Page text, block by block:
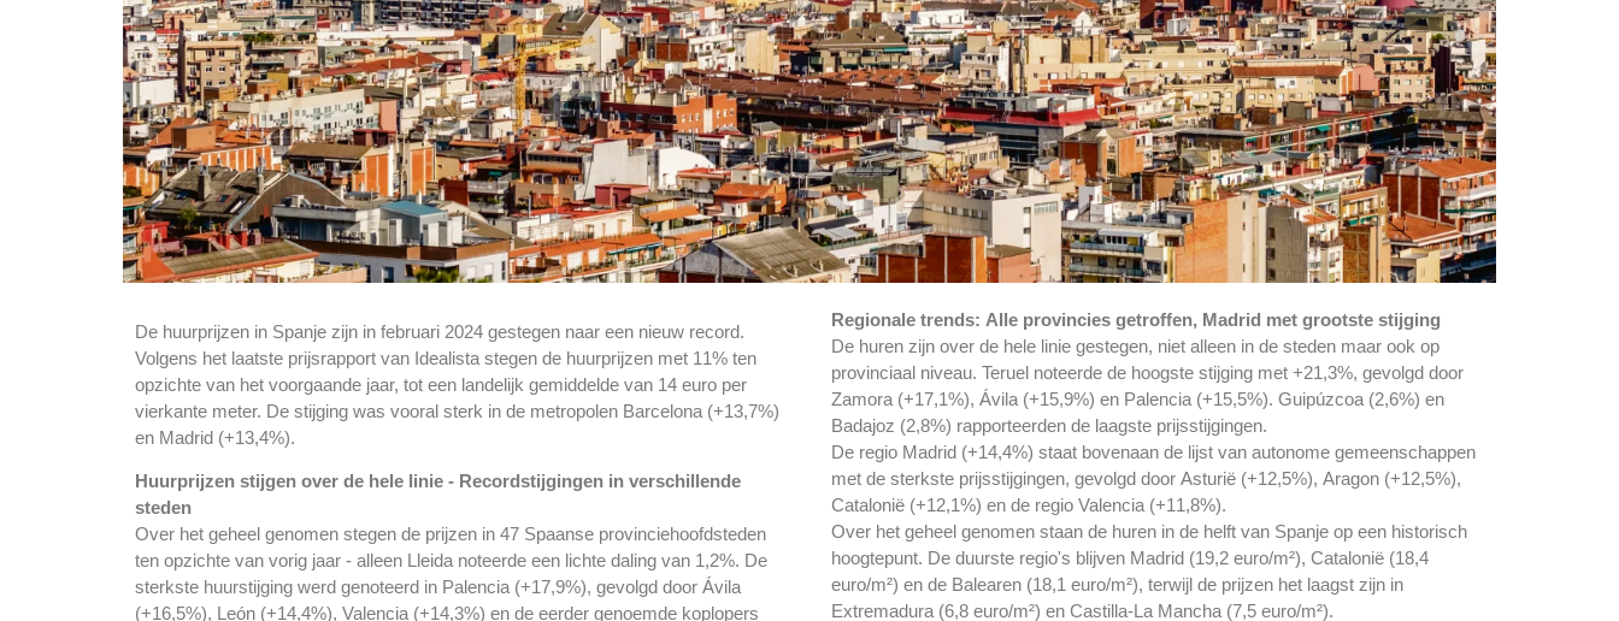
De huurprijzen in Spanje zijn in februari 2024 gestegen naar een nieuw record.
Volgens het laatste prijsrapport van Idealista stegen de huurprijzen met 11% ten
opzichte van het voorgaande jaar, tot een landelijk gemiddelde van 14 euro per
vierkante meter. De stijging was vooral sterk in de metropolen Barcelona (+13,7%)
en Madrid (+13,4%).
Huurprijzen stijgen over de hele linie - Recordstijgingen in verschillende
steden
Over het geheel genomen stegen de prijzen in 47 Spaanse provinciehoofdsteden
ten opzichte van vorig jaar - alleen Lleida noteerde een lichte daling van 1,2%. De
sterkste huurstijging werd genoteerd in Palencia (+17,9%), gevolgd door Ávila
(+16,5%), León (+14,4%), Valencia (+14,3%) en de eerder genoemde koplopers
Regionale trends: Alle provincies getroffen, Madrid met grootste stijging
De huren zijn over de hele linie gestegen, niet alleen in de steden maar ook op
provinciaal niveau. Teruel noteerde de hoogste stijging met +21,3%, gevolgd door
Zamora (+17,1%), Ávila (+15,9%) en Palencia (+15,5%). Guipúzcoa (2,6%) en
Badajoz (2,8%) rapporteerden de laagste prijsstijgingen.
De regio Madrid (+14,4%) staat bovenaan de lijst van autonome gemeenschappen
met de sterkste prijsstijgingen, gevolgd door Asturië (+12,5%), Aragon (+12,5%),
Catalonië (+12,1%) en de regio Valencia (+11,8%).
Over het geheel genomen staan de huren in de helft van Spanje op een historisch
hoogtepunt. De duurste regio's blijven Madrid (19,2 euro/m²), Catalonië (18,4
euro/m²) en de Balearen (18,1 euro/m²), terwijl de prijzen het laagst zijn in
Extremadura (6,8 euro/m²) en Castilla-La Mancha (7,5 euro/m²).